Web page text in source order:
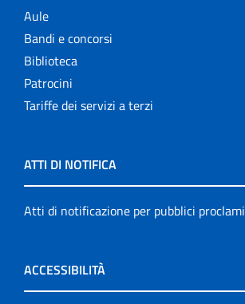
Aule
Bandi e concorsi
Biblioteca
Patrocini
Tariffe dei servizi a terzi
ATTI DI NOTIFICA
Atti di notificazione per pubblici proclami
ACCESSIBILITÀ